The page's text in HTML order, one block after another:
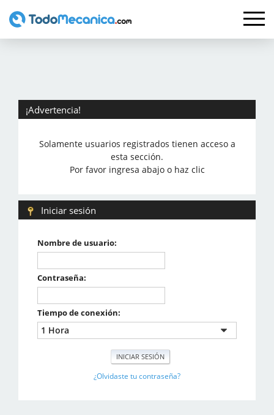
¡Advertencia!
Solamente usuarios registrados tienen acceso a
esta sección.
Por favor ingresa abajo o haz clic
Iniciar sesión
Nombre de usuario:
Contraseña:
Tiempo de conexión:
¿Olvidaste tu contraseña?